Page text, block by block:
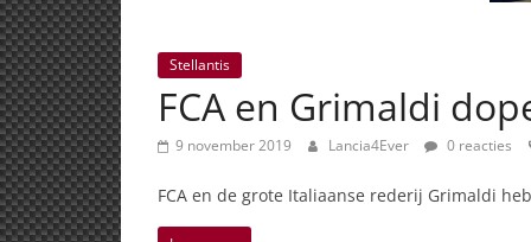
Stellantis
FCA en Grimaldi
9 november 2019 Lancia4Ever 0 reacties
FCA en de grote Italiaanse rederij Grimaldi